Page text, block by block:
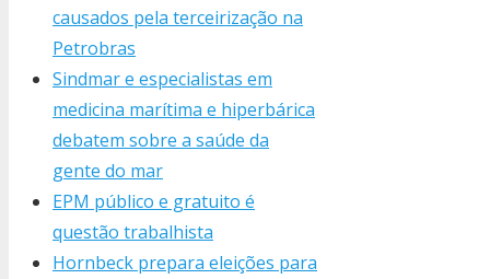
causados pela terceirização na
Petrobras
Sindmar e especialistas em
medicina marítima e hiperbárica
debatem sobre a saúde da
gente do mar
EPM público e gratuito é
questão trabalhista
Hornbeck prepara eleições para